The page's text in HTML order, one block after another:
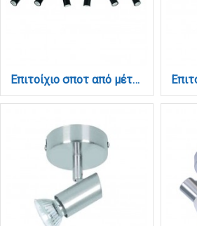
Επιτοίχιο σποτ από μέταλλο σε μαύρη απόχρωση 6XGU10 D:110cm (9081-6)